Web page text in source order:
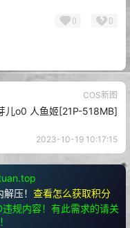
0 0
COS新图
儿o0 人鱼姬[21P-518MB]
2023-10-19 10:17:15
压！ 查看怎么获取积分
规内容！有此需求的请关